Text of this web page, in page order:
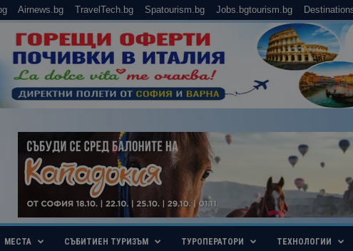
Airnews.bg TravelTech.bg Spatourism.bg Jobs.bgtourism.bg
МЕСТА СЪБИТИЕН ТУРИЗЪМ ТУРОПЕРАТОРИ ТЕХНОЛОГИИ